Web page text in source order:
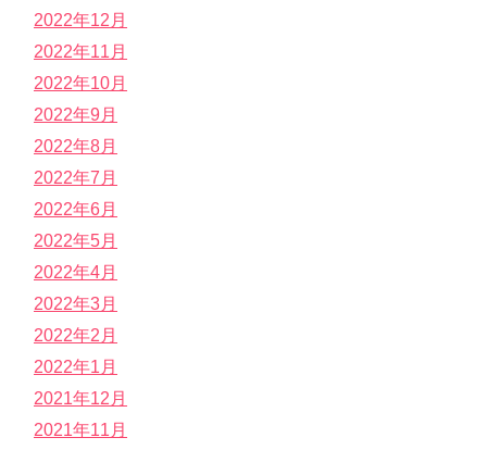
2022年12月
2022年11月
2022年10月
2022年9月
2022年8月
2022年7月
2022年6月
2022年5月
2022年4月
2022年3月
2022年2月
2022年1月
2021年12月
2021年11月